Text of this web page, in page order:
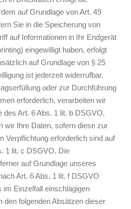
auf Grundlage von Art. 49
Sie in die Speicherung von
auf Informationen in Ihr Endgerät
eingewilligt haben, erfolgt
auf Grundlage von § 25
ist jederzeit widerrufbar.
oder zur Durchführung
erforderlich, verarbeiten wir
des Art. 6 Abs. 1 lit. b DSGVO.
wir Ihre Daten, sofern diese zur
Verpflichtung erforderlich sind auf
1 lit. c DSGVO. Die
auf Grundlage unseres
Art. 6 Abs. 1 lit. f DSGVO
im Einzelfall einschlägigen
den folgenden Absätzen dieser